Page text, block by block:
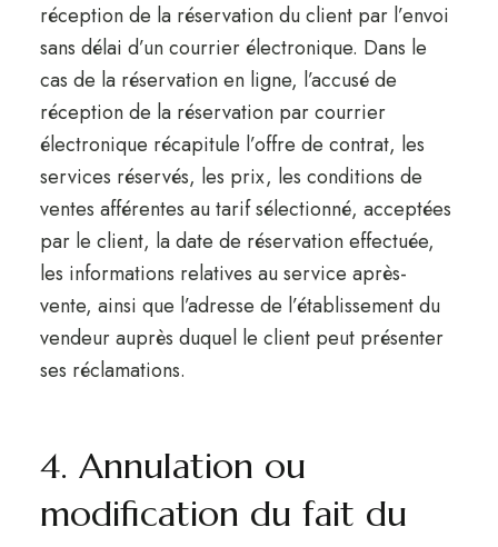
réception de la réservation du client par l’envoi
sans délai d’un courrier électronique. Dans le
cas de la réservation en ligne, l’accusé de
réception de la réservation par courrier
électronique récapitule l’offre de contrat, les
services réservés, les prix, les conditions de
ventes afférentes au tarif sélectionné, acceptées
par le client, la date de réservation effectuée,
les informations relatives au service après-
vente, ainsi que l’adresse de l’établissement du
vendeur auprès duquel le client peut présenter
ses réclamations.
4. Annulation ou
modification du fait du